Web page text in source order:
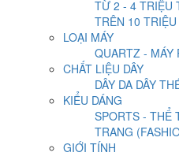
TỪ 2 - 4 TRIỆU
TRÊN 10 TRIỆU
LOẠI MÁY
QUARTZ - MÁY
CHẤT LIỆU DÂY
DÂY DA DÂY
KIỂU DÁNG
SPORTS - THỂ
TRANG
GIỚI TÍNH